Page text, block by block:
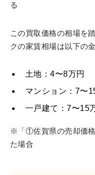
る
この買取価格の相場を
クの家賃相場は以下の
土地：4〜8万円
マンション：7〜
一戸建て：7〜15
※「①佐賀県の売却価
た場合